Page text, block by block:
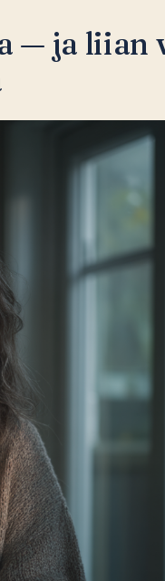
— ja liian